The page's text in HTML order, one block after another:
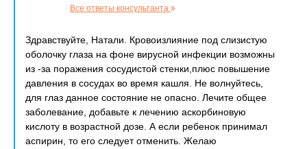
Все ответы консультанта
Здравствуйте, Натали. Кровоизлияние под слизистую
оболочку глаза на фоне вирусной инфекции возможны
из -за поражения сосудистой стенки,плюс повышение
давления в сосудах во время кашля. Не волнуйтесь,
для глаз данное состояние не опасно. Лечите общее
заболевание, добавьте к лечению аскорбиновую
кислоту в возрастной дозе. А если ребенок принимал
аспирин, то его следует отменить. Желаю